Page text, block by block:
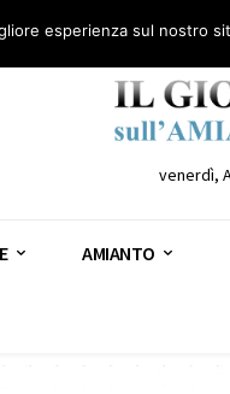
AGN Consulenza legale
venerdì,
AMIANTO
esperienza sul nostro